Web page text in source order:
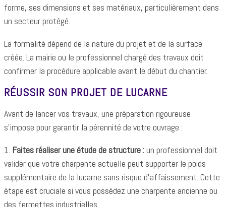
forme, ses dimensions et ses matériaux, particulièrement dans
un secteur protégé.
La formalité dépend de la nature du projet et de la surface
créée. La mairie ou le professionnel chargé des travaux doit
confirmer la procédure applicable avant le début du chantier.
RÉUSSIR SON PROJET DE LUCARNE
Avant de lancer vos travaux, une préparation rigoureuse
s'impose pour garantir la pérennité de votre ouvrage :
1. Faites réaliser une étude de structure :un professionnel doit
valider que votre charpente actuelle peut supporter le poids
supplémentaire de la lucarne sans risque d'affaissement. Cette
étape est cruciale si vous possédez une charpente ancienne ou
des fermettes industrielles.